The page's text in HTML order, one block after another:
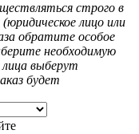
строго в
лицо или
обратите особое
необходимую
лица выберут
будет